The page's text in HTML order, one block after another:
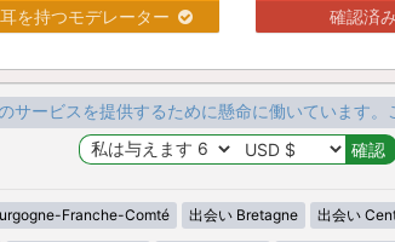
を持つモデレーター 確認済
サービスを提供するために懸命に働いています。
Franche-Comté 出会い Bretagne 出会い